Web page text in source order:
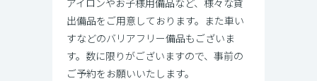
出備品をご用意しております。また車い
すなどのバリアフリー備品もございま
す。数に限りがございますので、事前の
ご予約をお願いいたします。